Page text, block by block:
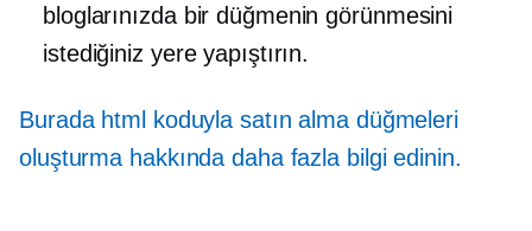
bloglarınızda bir düğmenin görünmesini
istediğiniz yere yapıştırın.
Burada html koduyla satın alma düğmeleri
oluşturma hakkında daha fazla bilgi edinin.